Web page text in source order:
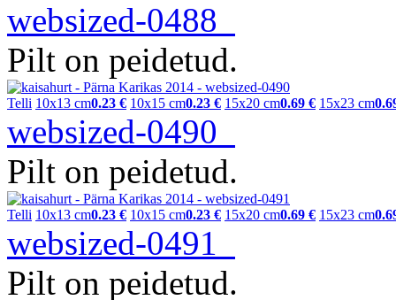
websized-0488
Pilt on peidetud.
Telli 10x13 cm0.23 € 10x15 cm0.23 € 15x20 cm0.69 € 15x23 cm
websized-0490
Pilt on peidetud.
Telli 10x13 cm0.23 € 10x15 cm0.23 € 15x20 cm0.69 € 15x23 cm
websized-0491
Pilt on peidetud.